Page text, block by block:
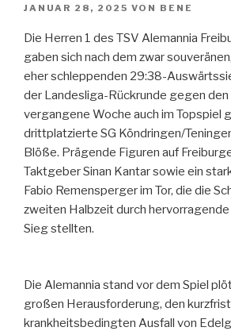
JANUAR 28, 2025 VON BENE
Die Herren 1 des TSV Alemannia
gaben sich nach dem zwar
eher schleppenden 29:38-
der Landesliga-Rückrunde gegen den
vergangene Woche auch im Topspiel
drittplatzierte SG Köndringen/
Blöße. Prägende Figuren auf
Taktgeber Sinan Kantar sowie ein
Fabio Remensperger im Tor, die die
zweiten Halbzeit durch
Sieg stellten.
Die Alemannia stand vor dem Spiel
großen Herausforderung, den
krankheitsbedingten Ausfall von